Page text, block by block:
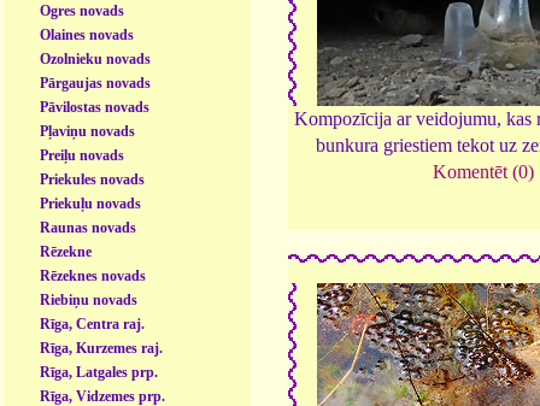
Ogres novads
Olaines novads
Ozolnieku novads
Pārgaujas novads
Pāvilostas novads
Pļaviņu novads
Preiļu novads
Priekules novads
Priekuļu novads
Raunas novads
Rēzekne
Rēzeknes novads
Riebiņu novads
Rīga, Centra raj.
Rīga, Kurzemes raj.
Rīga, Latgales prp.
Rīga, Vidzemes prp.
Kompozīcija ar veidojumu, kas
bunkura griestiem tekot uz
Komentēt (0)